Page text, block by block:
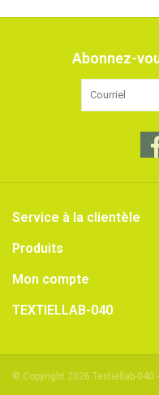
Abonnez-
Service à la clientèle
Produits
Mon compte
TEXTIELLAB-040
© Copyright 2026 Textiellab-040